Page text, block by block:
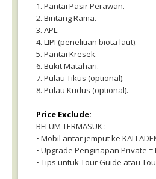
1. Pantai Pasir Perawan.
2. Bintang Rama.
3. APL.
4. LIPI (penelitian biota laut).
5. Pantai Kresek.
6. Bukit Matahari.
7. Pulau Tikus (optional).
8. Pulau Kudus (optional).
Price Exclude:
BELUM TERMASUK :
• Mobil antar jemput ke KALI
• Upgrade Penginapan Private
• Tips untuk Tour Guide atau